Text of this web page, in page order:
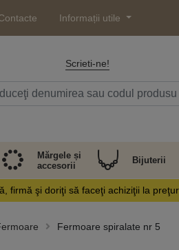
Informații utile
Scrieti-ne!
Mărgele și
accesorii
Bijuterii
firmă şi doriţi să faceţi achiziţii la
Fermoare spiralate nr 5